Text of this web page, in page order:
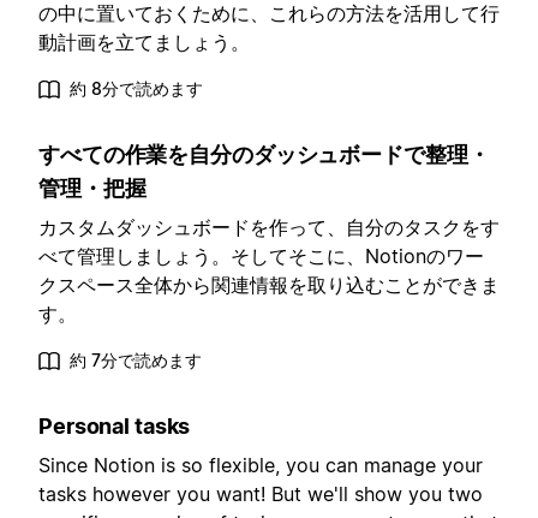
の中に置いておくために、これらの方法を活用して行
動計画を立てましょう。
約 8分で読めます
すべての作業を自分のダッシュボードで整理・
管理・把握
カスタムダッシュボードを作って、自分のタスクをす
べて管理しましょう。そしてそこに、Notionのワー
クスペース全体から関連情報を取り込むことができま
す。
約 7分で読めます
Personal tasks
Since Notion is so flexible, you can manage your
tasks however you want! But we'll show you two